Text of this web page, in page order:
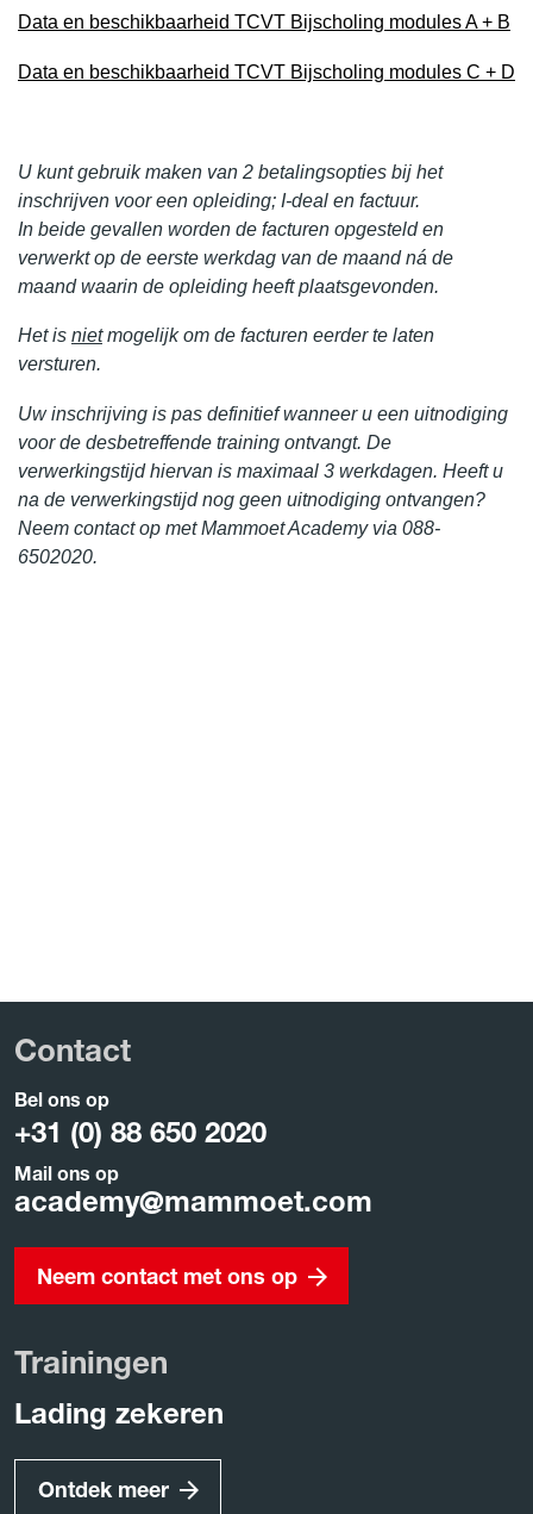
Data en beschikbaarheid TCVT Bijscholing modules A + B
Data en beschikbaarheid TCVT Bijscholing modules C + D
U kunt gebruik maken van 2 betalingsopties bij het
inschrijven voor een opleiding; I-deal en factuur.
In beide gevallen worden de facturen opgesteld en
verwerkt op de eerste werkdag van de maand ná de
maand waarin de opleiding heeft plaatsgevonden.
Het is nietmogelijk om de facturen eerder te laten
versturen.
Uw inschrijving is pas definitief wanneer u een uitnodiging
voor de desbetreffende training ontvangt. De
verwerkingstijd hiervan is maximaal 3 werkdagen. Heeft u
na de verwerkingstijd nog geen uitnodiging ontvangen?
Neem contact op met Mammoet Academy via 088-
6502020.
Contact
Bel ons op
+31 (0) 88 650 2020
Mail ons op
academy@mammoet.com
Neem contact met ons op
Trainingen
Lading zekeren
Ontdek meer